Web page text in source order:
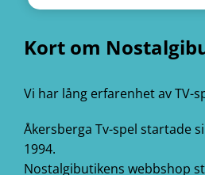
Kort om
Vi har lång erfarenhet av TV-
Åkersberga Tv-spel startade
1994.
Nostalgibutikens webbshop